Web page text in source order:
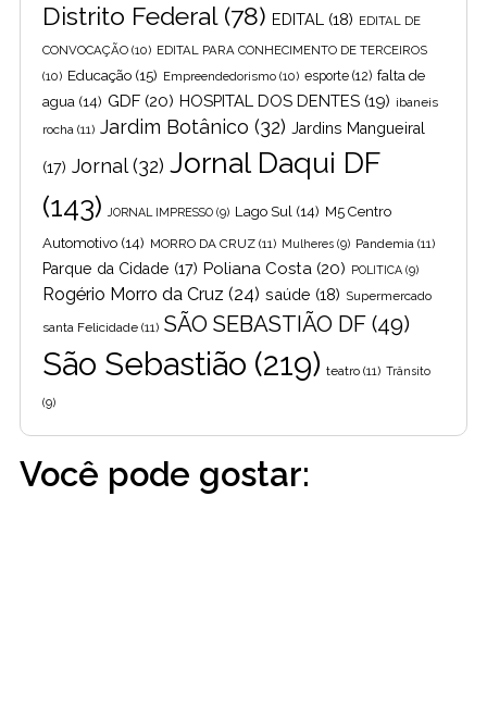
Distrito Federal(78) EDITAL (18) EDITAL DE
CONVOCAÇÃO (10) EDITAL PARA CONHECIMENTO DE TERCEIROS
(10) Educação (15) Empreendedorismo (10) esporte (12) falta de
agua (14) GDF (20) HOSPITAL DOS DENTES (19) ibaneis
rocha (11) Jardim Botânico (32) Jardins Mangueiral
(17) Jornal(32) Jornal Daqui DF
(143)
JORNAL IMPRESSO (9) Lago Sul (14) M5 Centro
Automotivo (14) MORRO DA CRUZ (11) Mulheres (9) Pandemia (11)
Parque da Cidade (17) Poliana Costa (20) POLITICA (9)
Rogério Morro da Cruz (24) saúde (18) Supermercado
santa Felicidade (11) SÃO SEBASTIÃO DF (49)
São Sebastião (219) teatro (11) Trânsito
(9)
Você pode gostar: